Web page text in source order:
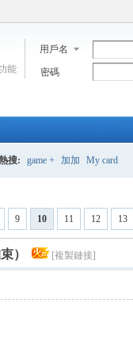
用戶名
密碼
能
搜: game + 加加 My card
9 10 11 12 13
） [複製鏈接]